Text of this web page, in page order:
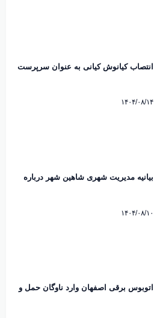
انتصاب کیانوش کیانی به عنوان سرپرست
۱۴۰۴/۰۸/۱۴
بیانیه مدیریت شهری شاهین شهر درباره
۱۴۰۴/۰۸/۱۰
اتوبوس برقی اصفهان وارد ناوگان حمل و